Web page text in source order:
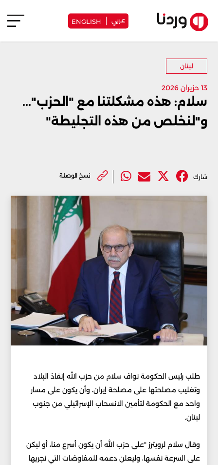
عربي ENGLISH
لبنان
13 حزيران 2026
سلام: هذه مشكلتنا مع "الحزب"...
و"لنخلص من هذه التجليطة"
شارك نسخ الوصلة
طلب ​رئيس الحكومة نواف سلام من حزب الله إنقاذ البلاد
وتغليب ⁠مصلحتها على مصلحة إيران، وأن يكون على مسار
واحد مع الحكومة لتأمين الانسحاب الإسرائيلي من جنوب
لبنان.
وقال سلام لرويترز "على حزب الله أن يكون أسرع منا، أو ليكن
على السرعة نفسها، وليعلن دعمه للمفاوضات التي نجريها